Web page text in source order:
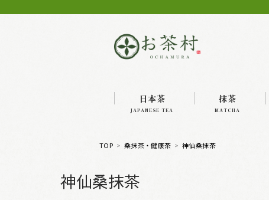
日本茶
JAPANESE TEA
抹茶
MATCHA
TOP 桑抹茶・健康茶 神仙桑抹茶
神仙桑抹茶